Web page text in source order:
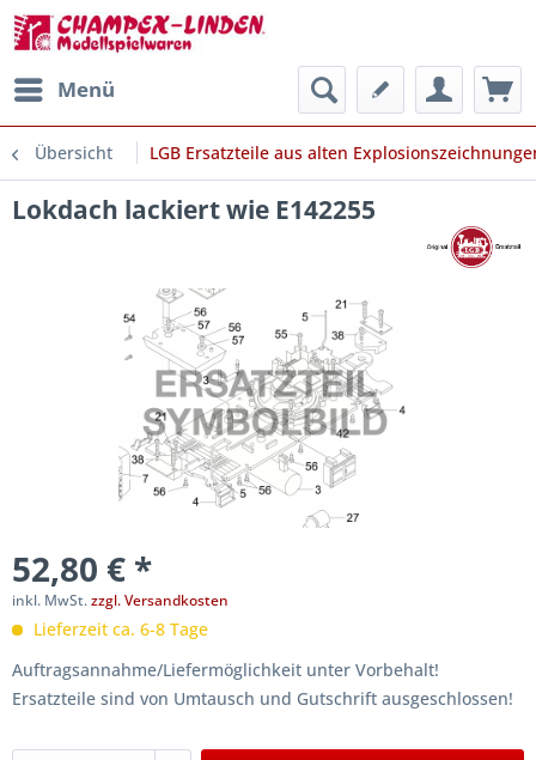
Menü
Übersicht LGB Ersatzteile aus alten
Lokdach lackiert wie E142255
52,80 € *
inkl. MwSt.zzgl. Versandkosten
Lieferzeit ca. 6-8 Tage
Auftragsannahme/Liefermöglichkeit unter Vorbehalt!
Ersatzteile sind von Umtausch und Gutschrift ausgeschlossen!